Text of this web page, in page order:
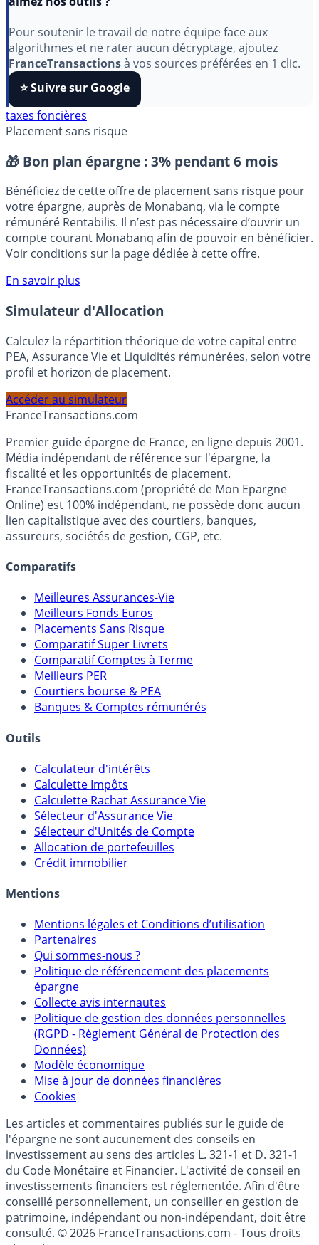
aimez nos outils ?
Pour soutenir le travail de notre équipe face aux
algorithmes et ne rater aucun décryptage, ajoutez
FranceTransactionsà vos sources préférées en 1 clic.
⭐️ Suivre sur Google
Placement sans risque
🎁 Bon plan épargne : 3% pendant 6 mois
Bénéficiez de cette offre de placement sans risque pour
votre épargne, auprès de Monabanq, via le compte
rémunéré Rentabilis. Il n’est pas nécessaire d’ouvrir un
Voir conditions sur la page dédiée à cette offre.
En savoir plus
Simulateur d'Allocation
Calculez la répartition théorique de votre capital entre
profil et horizon de placement.
FranceTransactions.com
Premier guide épargne de France, en ligne depuis 2001.
Média indépendant de référence sur l'épargne, la
fiscalité et les opportunités de placement.
FranceTransactions.com (propriété de Mon Epargne
Online) est 100% indépendant, ne possède donc aucun
assureurs, sociétés de gestion, CGP, etc.
Comparatifs
Meilleures Assurances-Vie
Meilleurs Fonds Euros
Placements Sans Risque
Comparatif Super Livrets
Comparatif Comptes à Terme
Meilleurs PER
Banques & Comptes rémunérés
Outils
Calculateur d'intérêts
Calculette Impôts
Calculette Rachat Assurance Vie
Sélecteur d'Assurance Vie
Sélecteur d'Unités de Compte
Crédit immobilier
Mentions
Mentions légales et Conditions d’utilisation
Partenaires
Qui sommes-nous ?
Politique de référencement des placements
épargne
Collecte avis internautes
Politique de gestion des données personnelles
(RGPD - Règlement Général de Protection des
Données)
Modèle économique
Cookies
Les articles et commentaires publiés sur le guide de
l'épargne ne sont aucunement des conseils en
investissement au sens des articles L. 321-1 et D. 321-1
du Code Monétaire et Financier. L'activité de conseil en
investissements financiers est réglementée. Afin d'être
conseillé personnellement, un conseiller en gestion de